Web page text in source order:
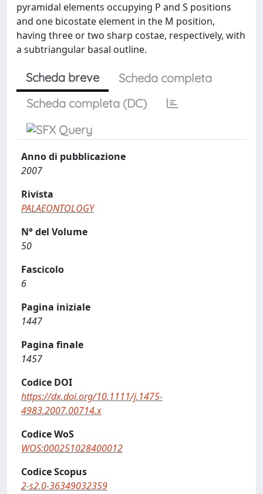
pyramidal elements occupying P and S positions
and one bicostate element in the M position,
having three or two sharp costae, respectively, with
a subtriangular basal outline.
Scheda breve
Scheda completa
Scheda completa (DC)
Anno di pubblicazione
2007
Rivista
PALAEONTOLOGY
N° del Volume
50
Fascicolo
6
Pagina iniziale
1447
Pagina finale
1457
Codice DOI
https://dx.doi.org/10.1111/j.1475-
4983.2007.00714.x
Codice WoS
WOS:000251028400012
Codice Scopus
2-s2.0-36349032359